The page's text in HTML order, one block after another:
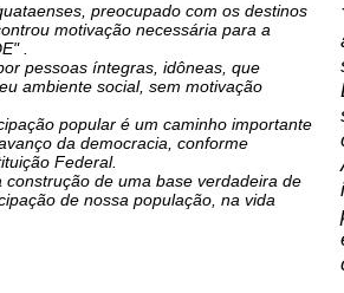
preocupado com os destinos
motivação necessária para a
.
pessoas íntegras, idôneas, que
ambiente social, sem motivação
popular é um caminho importante
da democracia, conforme
Federal.
construção de uma base verdadeira de
de nossa população, na vida